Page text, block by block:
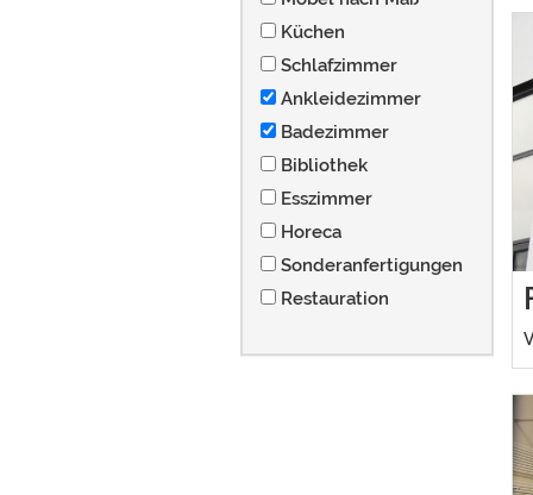
Küchen
Schlafzimmer
Ankleidezimmer
Badezimmer
Bibliothek
Esszimmer
Horeca
Sonderanfertigungen
Restauration